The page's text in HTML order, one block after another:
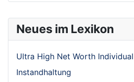
Neues im Lexikon
Ultra High Net Worth Individual
Instandhaltung